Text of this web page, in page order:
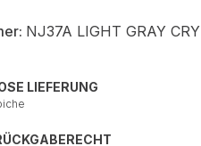
NJ37A LIGHT GRAY
LIEFERUNG